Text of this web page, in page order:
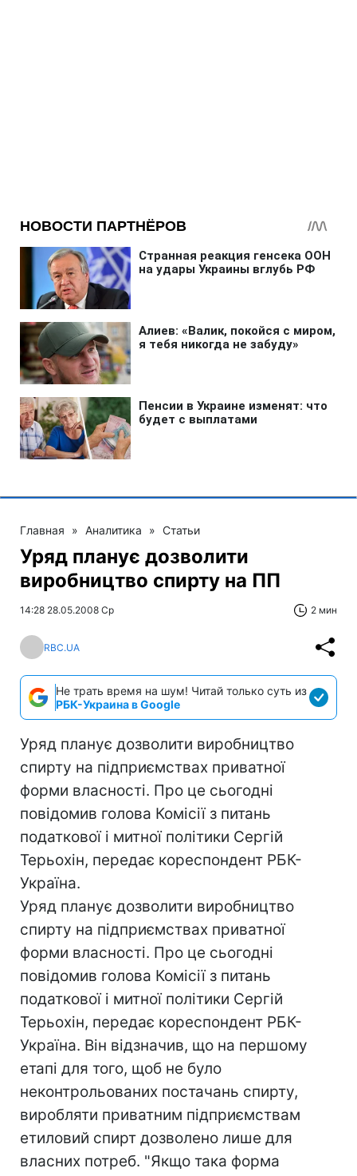
Главная » Аналитика » Статьи
Уряд планує дозволити
виробництво спирту на ПП
14:28 28.05.2008 Ср 2 мин
RBC.UA
Не трать время на шум! Читай только суть из
РБК-Украина в Google
Уряд планує дозволити виробництво
спирту на підприємствах приватної
форми власності. Про це сьогодні
повідомив голова Комісії з питань
податкової і митної політики Сергій
Терьохін, передає кореспондент РБК-
Україна.
Уряд планує дозволити виробництво
спирту на підприємствах приватної
форми власності. Про це сьогодні
повідомив голова Комісії з питань
податкової і митної політики Сергій
Терьохін, передає кореспондент РБК-
Україна. Він відзначив, що на першому
етапі для того, щоб не було
неконтрольованих постачань спирту,
виробляти приватним підприємствам
етиловий спирт дозволено лише для
власних потреб. "Якщо така форма